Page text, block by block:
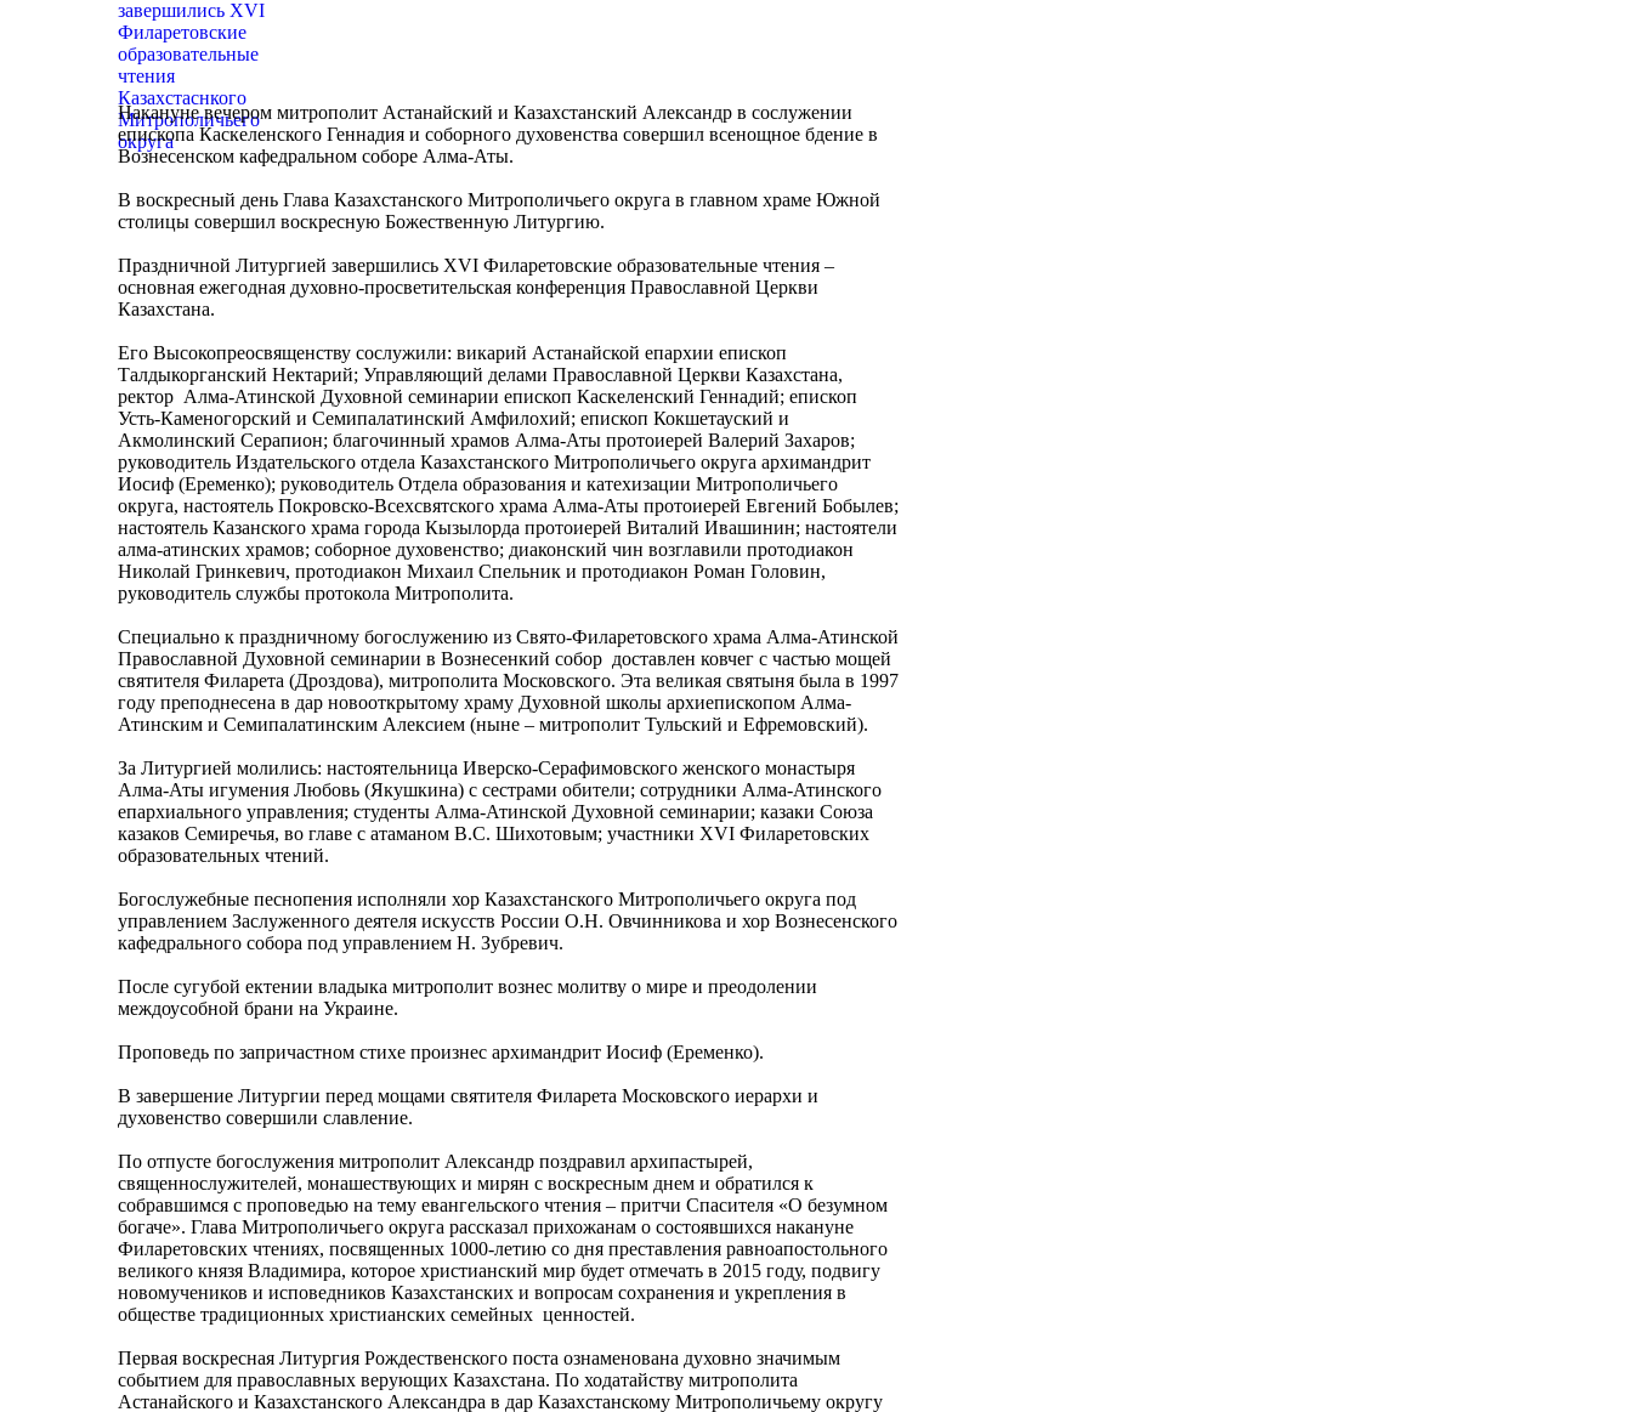
Накануне вечером митрополит Астанайский и Казахстанский Александр в сослужении
епископа Каскеленского Геннадия и соборного духовенства совершил всенощное бдение в
Вознесенском кафедральном соборе Алма-Аты.
В воскресный день Глава Казахстанского Митрополичьего округа в главном храме Южной
столицы совершил воскресную Божественную Литургию.
Праздничной Литургией завершились XVI Филаретовские образовательные чтения –
основная ежегодная духовно-просветительская конференция Православной Церкви
Казахстана.
Его Высокопреосвященству сослужили: викарий Астанайской епархии епископ
Талдыкорганский Нектарий; Управляющий делами Православной Церкви Казахстана,
ректор Алма-Атинской Духовной семинарии епископ Каскеленский Геннадий; епископ
Усть-Каменогорский и Семипалатинский Амфилохий; епископ Кокшетауский и
Акмолинский Серапион; благочинный храмов Алма-Аты протоиерей Валерий Захаров;
руководитель Издательского отдела Казахстанского Митрополичьего округа архимандрит
Иосиф (Еременко); руководитель Отдела образования и катехизации Митрополичьего
округа, настоятель Покровско-Всехсвятского храма Алма-Аты протоиерей Евгений Бобылев;
настоятель Казанского храма города Кызылорда протоиерей Виталий Ивашинин; настоятели
алма-атинских храмов; соборное духовенство; диаконский чин возглавили протодиакон
Николай Гринкевич, протодиакон Михаил Спельник и протодиакон Роман Головин,
руководитель службы протокола Митрополита.
Специально к праздничному богослужению из Свято-Филаретовского храма Алма-Атинской
Православной Духовной семинарии в Вознесенкий собор доставлен ковчег с частью мощей
святителя Филарета (Дроздова), митрополита Московского. Эта великая святыня была в 1997
году преподнесена в дар новооткрытому храму Духовной школы архиепископом Алма-
Атинским и Семипалатинским Алексием (ныне – митрополит Тульский и Ефремовский).
За Литургией молились: настоятельница Иверско-Серафимовского женского монастыря
Алма-Аты игумения Любовь (Якушкина) с сестрами обители; сотрудники Алма-Атинского
епархиального управления; студенты Алма-Атинской Духовной семинарии; казаки Союза
казаков Семиречья, во главе с атаманом В.С. Шихотовым; участники XVI Филаретовских
образовательных чтений.
Богослужебные песнопения исполняли хор Казахстанского Митрополичьего округа под
управлением Заслуженного деятеля искусств России О.Н. Овчинникова и хор Вознесенского
кафедрального собора под управлением Н. Зубревич.
После сугубой ектении владыка митрополит вознес молитву о мире и преодолении
междоусобной брани на Украине.
Проповедь по запричастном стихе произнес архимандрит Иосиф (Еременко).
В завершение Литургии перед мощами святителя Филарета Московского иерархи и
духовенство совершили славление.
По отпусте богослужения митрополит Александр поздравил архипастырей,
священнослужителей, монашествующих и мирян с воскресным днем и обратился к
собравшимся с проповедью на тему евангельского чтения – притчи Спасителя «О безумном
богаче». Глава Митрополичьего округа рассказал прихожанам о состоявшихся накануне
Филаретовских чтениях, посвященных 1000-летию со дня преставления равноапостольного
великого князя Владимира, которое христианский мир будет отмечать в 2015 году, подвигу
новомучеников и исповедников Казахстанских и вопросам сохранения и укрепления в
обществе традиционных христианских семейных ценностей.
Первая воскресная Литургия Рождественского поста ознаменована духовно значимым
событием для православных верующих Казахстана. По ходатайству митрополита
Астанайского и Казахстанского Александра в дар Казахстанскому Митрополичьему округу